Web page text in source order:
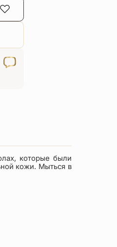
которые были
кожи. Мыться в